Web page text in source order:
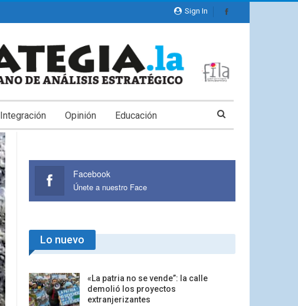
Sign In
Integración Opinión Educación
Facebook
Únete a nuestro Face
Lo nuevo
«La patria no se vende”: la calle
demolió los proyectos
extranjerizantes